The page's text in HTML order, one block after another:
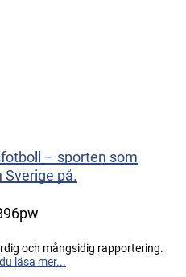
– sporten som
på.
och mångsidig rapportering.
läsa mer...